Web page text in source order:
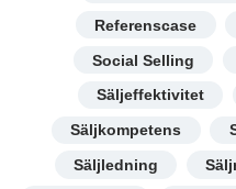
Referenscase
Social Selling
Säljeffektivitet
Säljkompetens
Säljledning